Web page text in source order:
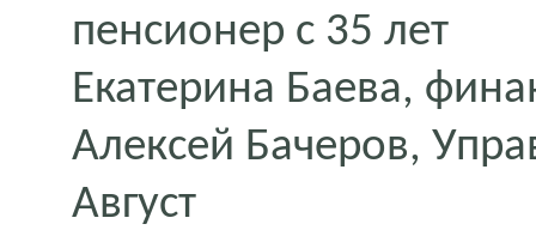
пенсионер с 35 лет
Екатерина Баева,
Алексей Бачеров,
Август